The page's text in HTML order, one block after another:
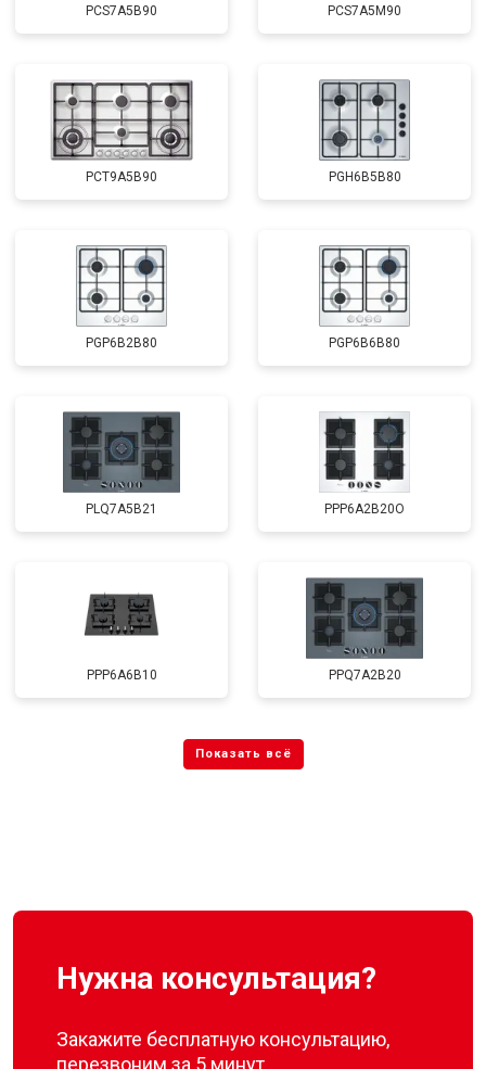
PCS7A5B90 PCS7A5M90
PCT9A5B90 PGH6B5B80
PGP6B2B80 PGP6B6B80
PLQ7A5B21 PPP6A2B20O
PPP6A6B10 PPQ7A2B20
Нужна консультация?
Закажите бесплатную консультацию,
перезвоним за 5 минут